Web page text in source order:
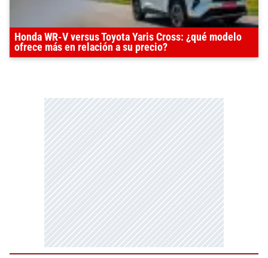
Honda WR-V versus Toyota Yaris Cross: ¿qué modelo
ofrece más en relación a su precio?